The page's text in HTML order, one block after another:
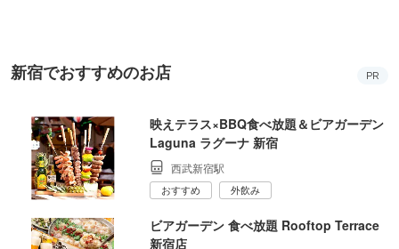
新宿でおすすめのお店 PR
映えテラス×BBQ食べ放題＆ビアガーデン
Laguna ラグーナ 新宿
西武新宿駅
おすすめ 外飲み
ビアガーデン 食べ放題 Rooftop Terrace
新宿店